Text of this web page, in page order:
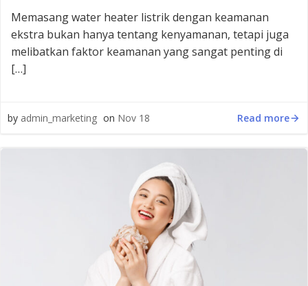
Memasang water heater listrik dengan keamanan
ekstra bukan hanya tentang kenyamanan, tetapi juga
melibatkan faktor keamanan yang sangat penting di
[…]
by admin_marketing on Nov 18 Read more